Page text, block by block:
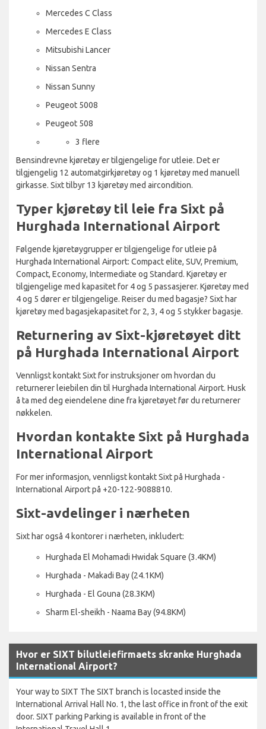
Mercedes C Class
Mercedes E Class
Mitsubishi Lancer
Nissan Sentra
Nissan Sunny
Peugeot 5008
Peugeot 508
3 flere
Bensindrevne kjøretøy er tilgjengelige for utleie. Det er
tilgjengelig 12 automatgirkjøretøy og 1 kjøretøy med manuell
girkasse. Sixt tilbyr 13 kjøretøy med aircondition.
Typer kjøretøy til leie fra Sixt på
Hurghada International Airport
Følgende kjøretøygrupper er tilgjengelige for utleie på
Hurghada International Airport: Compact elite, SUV, Premium,
Compact, Economy, Intermediate og Standard. Kjøretøy er
tilgjengelige med kapasitet for 4 og 5 passasjerer. Kjøretøy med
4 og 5 dører er tilgjengelige. Reiser du med bagasje? Sixt har
kjøretøy med bagasjekapasitet for 2, 3, 4 og 5 stykker bagasje.
Returnering av Sixt-kjøretøyet ditt
på Hurghada International Airport
Vennligst kontakt Sixt for instruksjoner om hvordan du
returnerer leiebilen din til Hurghada International Airport. Husk
å ta med deg eiendelene dine fra kjøretøyet før du returnerer
nøkkelen.
Hvordan kontakte Sixt på Hurghada
International Airport
For mer informasjon, vennligst kontakt Sixt på Hurghada -
International Airport på +20-122-9088810.
Sixt-avdelinger i nærheten
Sixt har også 4 kontorer i nærheten, inkludert:
Hurghada El Mohamadi Hwidak Square (3.4KM)
Hurghada - Makadi Bay (24.1KM)
Hurghada - El Gouna (28.3KM)
Sharm El-sheikh - Naama Bay (94.8KM)
Hvor er SIXT bilutleiefirmaets skranke Hurghada
International Airport?
Your way to SIXT The SIXT branch is locasted inside the
International Arrival Hall No. 1, the last office in front of the exit
door. SIXT parking Parking is available in front of the